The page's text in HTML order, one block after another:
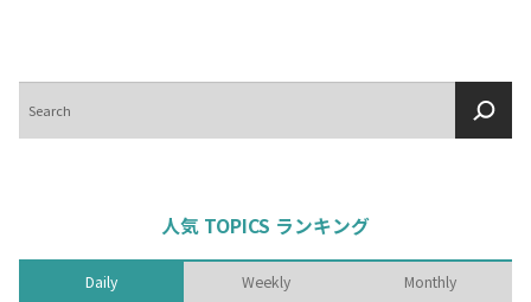
メキシコ料理 Cuisines of Mexico
索
人気 TOPICS ランキング
Daily Weekly Monthly